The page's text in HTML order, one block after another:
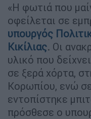
«Η φωτιά που
οφείλεται σε
υπουργός
Κικίλιας. Οι
υλικό που
σε ξερά χόρτα,
Κορωπίου, ενώ
εντοπίστηκε
πρόσθεσε ο